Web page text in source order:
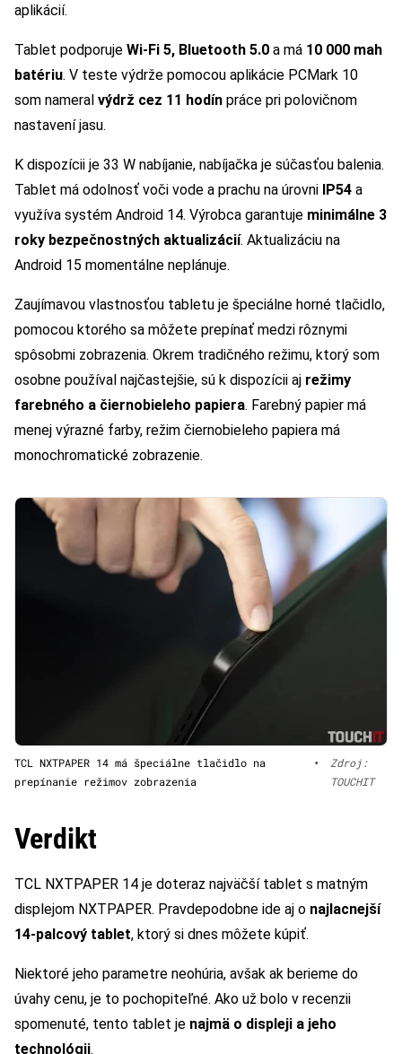
aplikácií.
Tablet podporuje Wi-Fi 5, Bluetooth 5.0 a má 10 000 mah
batériu. V teste výdrže pomocou aplikácie PCMark 10
som nameral výdrž cez 11 hodín práce pri polovičnom
nastavení jasu.
K dispozícii je 33 W nabíjanie, nabíjačka je súčasťou balenia.
Tablet má odolnosť voči vode a prachu na úrovni IP54 a
využíva systém Android 14. Výrobca garantuje minimálne 3
roky bezpečnostných aktualizácií. Aktualizáciu na
Android 15 momentálne neplánuje.
Zaujímavou vlastnosťou tabletu je špeciálne horné tlačidlo,
pomocou ktorého sa môžete prepínať medzi rôznymi
spôsobmi zobrazenia. Okrem tradičného režimu, ktorý som
osobne používal najčastejšie, sú k dispozícii aj režimy
farebného a čiernobieleho papiera. Farebný papier má
menej výrazné farby, režim čiernobieleho papiera má
monochromatické zobrazenie.
TCL NXTPAPER 14 má špeciálne tlačidlo na
prepínanie režimov zobrazenia
•
Zdroj:
TOUCHIT
Verdikt
TCL NXTPAPER 14 je doteraz najväčší tablet s matným
displejom NXTPAPER. Pravdepodobne ide aj o najlacnejší
14-palcový tablet, ktorý si dnes môžete kúpiť.
Niektoré jeho parametre neohúria, avšak ak berieme do
úvahy cenu, je to pochopiteľné. Ako už bolo v recenzii
spomenuté, tento tablet je najmä o displeji a jeho
technológii.